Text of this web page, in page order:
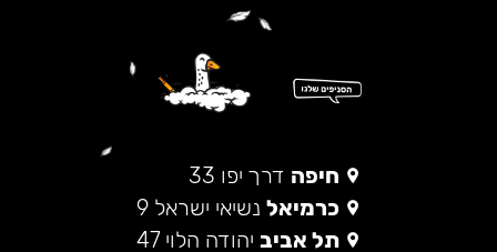
חיפה דרך יפו 33
כרמיאל נשיאי ישראל 9
תל אביב יהודה הלוי 47